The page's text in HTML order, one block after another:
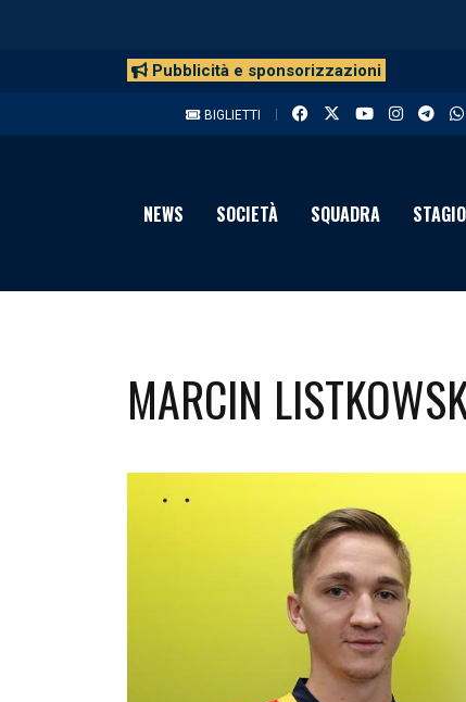
Pubblicità e sponsorizzazioni
BIGLIETTI
NEWS SOCIETÀ SQUADRA
MARCIN